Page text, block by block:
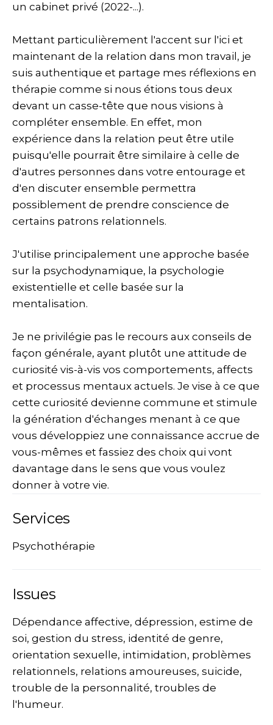
un cabinet privé (2022-...).
Mettant particulièrement l'accent sur l'ici et
maintenant de la relation dans mon travail, je
suis authentique et partage mes réflexions en
thérapie comme si nous étions tous deux
devant un casse-tête que nous visions à
compléter ensemble. En effet, mon
expérience dans la relation peut être utile
puisqu'elle pourrait être similaire à celle de
d'autres personnes dans votre entourage et
d'en discuter ensemble permettra
possiblement de prendre conscience de
certains patrons relationnels.
J'utilise principalement une approche basée
sur la psychodynamique, la psychologie
existentielle et celle basée sur la
mentalisation.
Je ne privilégie pas le recours aux conseils de
façon générale, ayant plutôt une attitude de
curiosité vis-à-vis vos comportements, affects
et processus mentaux actuels. Je vise à ce que
cette curiosité devienne commune et stimule
la génération d'échanges menant à ce que
vous développiez une connaissance accrue de
vous-mêmes et fassiez des choix qui vont
davantage dans le sens que vous voulez
donner à votre vie.
Services
Psychothérapie
Issues
Dépendance affective, dépression, estime de
soi, gestion du stress, identité de genre,
orientation sexuelle, intimidation, problèmes
relationnels, relations amoureuses, suicide,
trouble de la personnalité, troubles de
l'humeur.